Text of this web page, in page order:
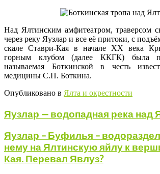
Над Ялтинским амфитеатром, траверсом
через реку Яузлар и все её притоки, с
скале Ставри-Кая в начале XX века
горным клубом (далее ККГК) была
называемая Боткинской в честь
медицины С.П. Боткина.
Опубликовано в Ялта и окрестности
Яузлар — водопадная река над
Яузлар – Буфилья –
нему на Ялтинскую яйлу к
Кая. Перевал Явлуз?